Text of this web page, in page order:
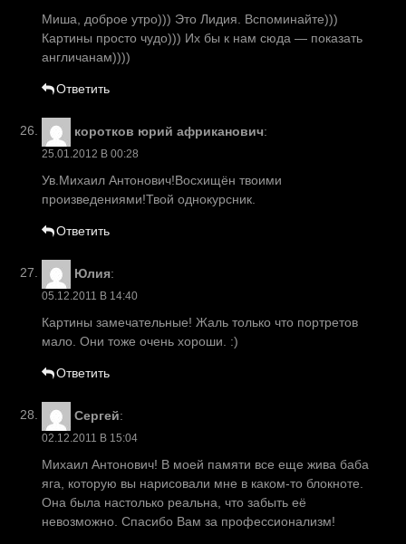
Миша, доброе утро))) Это Лидия. Вспоминайте)))
Картины просто чудо))) Их бы к нам сюда — показать
англичанам))))
Ответить
коротков юрий африканович:
25.01.2012 В 00:28
Ув.Михаил Антонович!Восхищён твоими
произведениями!Твой однокурсник.
Ответить
Юлия:
05.12.2011 В 14:40
Картины замечательные! Жаль только что портретов
мало. Они тоже очень хороши. :)
Ответить
Сергей:
02.12.2011 В 15:04
Михаил Антонович! В моей памяти все еще жива баба
яга, которую вы нарисовали мне в каком-то блокноте.
Она была настолько реальна, что забыть её
невозможно. Спасибо Вам за профессионализм!